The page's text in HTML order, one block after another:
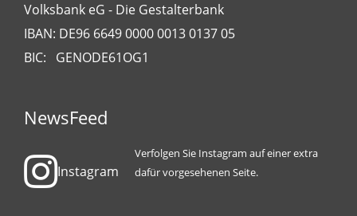
Volksbank eG - Die Gestalterbank
IBAN: DE96 6649 0000 0013 0137 05
BIC: GENODE61OG1
NewsFeed
Instagram
Verfolgen Sie Instagram auf einer extra
dafür vorgesehenen Seite.